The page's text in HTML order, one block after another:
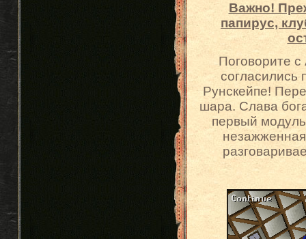
Важно!
папирус,
Поговорите
Рунскейпе!
шара. Слава
первый